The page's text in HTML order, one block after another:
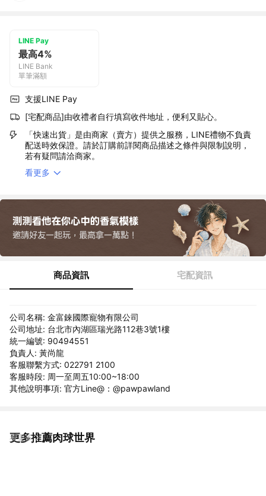
LINE Pay
最高4%
LINE Bank
單筆滿額
支援LINE Pay
[宅配商品]由收禮者自行填寫收件地址，便利又貼心。
「快速出貨」是由商家（賣方）提供之服務，LINE禮物不負責
配送時效保證。請於訂購前詳閱商品描述之條件與限制說明，
若有疑問請洽商家。
看更多
商品資訊 宅配資訊
公司名稱: 金富錸國際寵物有限公司
公司地址: 台北市內湖區瑞光路112巷3號1樓
統一編號: 90494551
負責人: 黃尚龍
客服聯繫方式: 022791 2100
客服時段: 周一至周五10:00~18:00
其他說明事項: 官方Line@：@pawpawland
更多推薦肉球世界
看更多